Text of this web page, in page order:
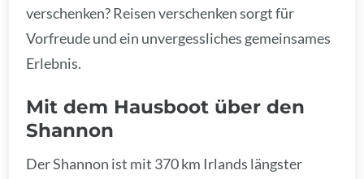
verschenken? Reisen verschenken sorgt für
Vorfreude und ein unvergessliches gemeinsames
Erlebnis.
Mit dem Hausboot über den
Shannon
Der Shannon ist mit 370 km Irlands längster